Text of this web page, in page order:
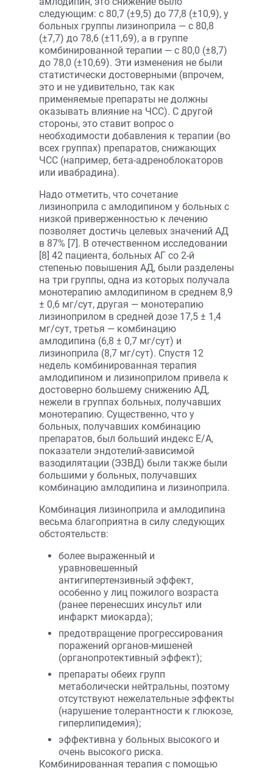
следующим: с 80,7 (±9,5) до 77,8 (±10,9), у
больных группы лизиноприла — с 80,8
(±7,7) до 78,6 (±11,69), а в группе
комбинированной терапии — с 80,0 (±8,7)
до 78,0 (±10,69). Эти изменения не были
статистически достоверными (впрочем,
это и не удивительно, так как
применяемые препараты не должны
оказывать влияние на ЧСС). С другой
стороны, это ставит вопрос о
необходимости добавления к терапии (во
всех группах) препаратов, снижающих
ЧСС (например, бета-адреноблокаторов
или ивабрадина).
Надо отметить, что сочетание
лизиноприла с амлодипином у больных с
низкой приверженностью к лечению
позволяет достичь целевых значений АД
в 87% [7]. В отечественном исследовании
[8] 42 пациента, больных АГ со 2-й
степенью повышения АД, были разделены
на три группы, одна из которых получала
монотерапию амлодипином в среднем 8,9
± 0,6 мг/сут, другая — монотерапию
лизиноприлом в средней дозе 17,5 ± 1,4
мг/сут, третья — комбинацию
амлодипина (6,8 ± 0,7 мг/сут) и
лизиноприла (8,7 мг/сут). Спустя 12
недель комбинированная терапия
амлодипином и лизиноприлом привела к
достоверно большему снижению АД,
нежели в группах больных, получавших
монотерапию. Существенно, что у
больных, получавших комбинацию
препаратов, был больший индекс Е/А,
показатели эндотелий-зависимой
вазодилятации (ЭЗВД) были также были
большими у больных, получавших
комбинацию амлодипина и лизиноприла.
Комбинация лизиноприла и амлодипина
весьма благоприятна в силу следующих
обстоятельств:
более выраженный и
уравновешенный
антигипертензивный эффект,
особенно у лиц пожилого возраста
(ранее перенесших инсульт или
инфаркт миокарда);
предотвращение прогрессирования
поражений органов-мишеней
(органопротективный эффект);
препараты обеих групп
метаболически нейтральны, поэтому
отсутствуют нежелательные эффекты
(нарушение толерантности к глюкозе,
гиперлипидемия);
эффективна у больных высокого и
очень высокого риска.
Комбинированная терапия с помощью